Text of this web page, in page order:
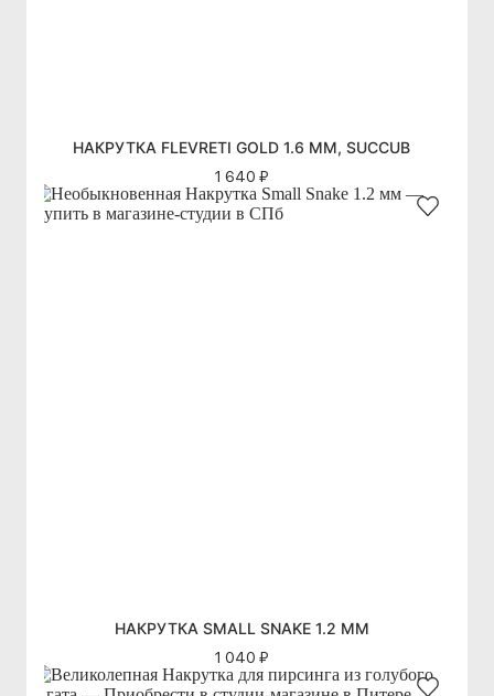
НАКРУТКА FLEVRETI GOLD 1.6 ММ, SUCCUB
1 640 ₽
НАКРУТКА SMALL SNAKE 1.2 ММ
1 040 ₽